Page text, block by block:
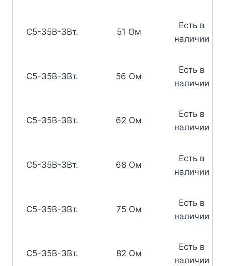
С5-35В-3Вт. 51 Ом
Есть в
наличии
С5-35В-3Вт. 56 Ом
Есть в
наличии
С5-35В-3Вт. 62 Ом
Есть в
наличии
С5-35В-3Вт. 68 Ом
Есть в
наличии
С5-35В-3Вт. 75 Ом
Есть в
наличии
С5-35В-3Вт. 82 Ом
Есть в
наличии